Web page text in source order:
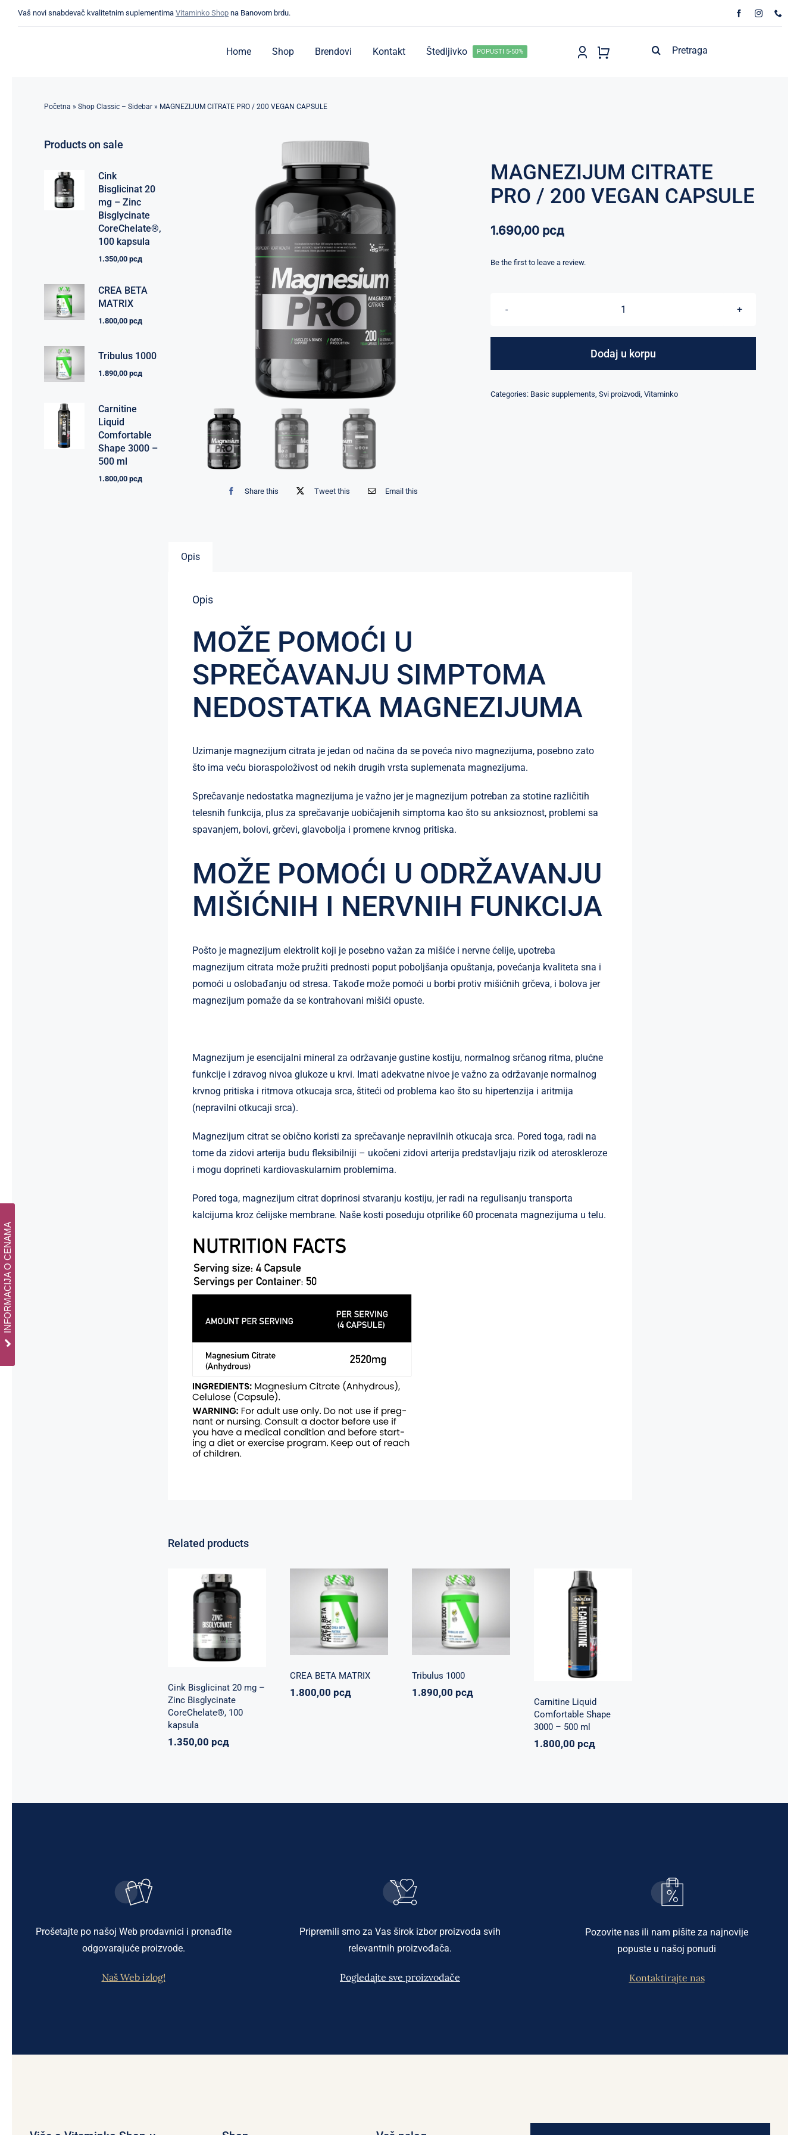
Vaš novi snabdevač kvalitetnim suplementima Vitaminko Shop na Banovom brdu.
Home Shop Brendovi Kontakt Štedljivko POPUSTI 5-50%
Početna » Shop Classic – Sidebar» MAGNEZIJUM CITRATE PRO / 200 VEGAN CAPSULE
Products on sale
Cink
Bisglicinat 20
mg – Zinc
Bisglycinate
CoreChelate®,
100 kapsula
1.350,00рсд
CREA BETA
MATRIX
1.800,00рсд
Tribulus 1000
1.890,00рсд
Carnitine
Liquid
Comfortable
Shape 3000 –
500 ml
1.800,00рсд
Share this
Tweet this Email this
MAGNEZIJUM CITRATE
PRO / 200 VEGAN CAPSULE
1.690,00 рсд
Be the first to leave a review.
MAGNEZIJUM
PRO
VEGAN
Dodaj u korpu
Categories: Basic supplements Svi proizvodi, Vitaminko
Opis
Opis
MOŽE POMOĆI U
SPREČAVANJU SIMPTOMA
NEDOSTATKA MAGNEZIJUMA
Uzimanje magnezijum citrata je jedan od načina da se poveća nivo magnezijuma, posebno zato
što ima veću bioraspoloživost od nekih drugih vrsta suplemenata magnezijuma.
Sprečavanje nedostatka magnezijuma je važno jer je magnezijum potreban za stotine različitih
telesnih funkcija, plus za sprečavanje uobičajenih simptoma kao što su anksioznost, problemi sa
spavanjem, bolovi, grčevi, glavobolja i promene krvnog pritiska.
MOŽE POMOĆI U ODRŽAVANJU
MIŠIĆNIH I NERVNIH FUNKCIJA
Pošto je magnezijum elektrolit koji je posebno važan za mišiće i nervne ćelije, upotreba
magnezijum citrata može pružiti prednosti poput poboljšanja opuštanja, povećanja kvaliteta sna i
pomoći u oslobađanju od stresa. Takođe može pomoći u borbi protiv mišićnih grčeva, i bolova jer
magnezijum pomaže da se kontrahovani mišići opuste.
Magnezijum je esencijalni mineral za održavanje gustine kostiju, normalnog srčanog ritma, plućne
funkcije i zdravog nivoa glukoze u krvi. Imati adekvatne nivoe je važno za održavanje normalnog
krvnog pritiska i ritmova otkucaja srca, štiteći od problema kao što su hipertenzija i aritmija
(nepravilni otkucaji srca).
Magnezijum citrat se obično koristi za sprečavanje nepravilnih otkucaja srca. Pored toga, radi na
tome da zidovi arterija budu fleksibilniji – ukočeni zidovi arterija predstavljaju rizik od ateroskleroze
i mogu doprineti kardiovaskularnim problemima.
Pored toga, magnezijum citrat doprinosi stvaranju kostiju, jer radi na regulisanju transporta
kalcijuma kroz ćelijske membrane. Naše kosti poseduju otprilike 60 procenata magnezijuma u ​​telu.
Related products
Cink Bisglicinat
Bisglycinate
CoreChelate®,
100 kapsula
Basic supplements
Svi proizvodi
Vitaminko
1.350,00рсд
Cink Bisglicinat 20 mg –
Zinc Bisglycinate
CoreChelate®, 100
kapsula
1.350,00 рсд
CREA BETA
MATRIX
Napumpanko
proizvodi
Vitalikum
1.800,00рсд
CREA BETA MATRIX
1.800,00 рсд
Tribulus 1000
Svi proizvodi
Vitalikum
Zdravko
1.890,00рсд
Tribulus 1000
1.890,00 рсд
Carnitine Liquid
Comfortable
Shape 3000 –
500 ml
Mršavko
proizvodi
1.800,00
Carnitine Liquid
Comfortable Shape
3000 – 500 ml
1.800,00 рсд
Prošetajte po našoj Web prodavnici i pronađite
odgovarajuće proizvode.
Naš Web izlog!
Pripremili smo za Vas širok izbor proizvoda svih
relevantnih proizvođača.
Pogledajte sve proizvođače
Pozovite nas ili nam pišite za najnovije
popuste u našoj ponudi
Kontaktirajte nas
INFORMACIJA O CENAMA